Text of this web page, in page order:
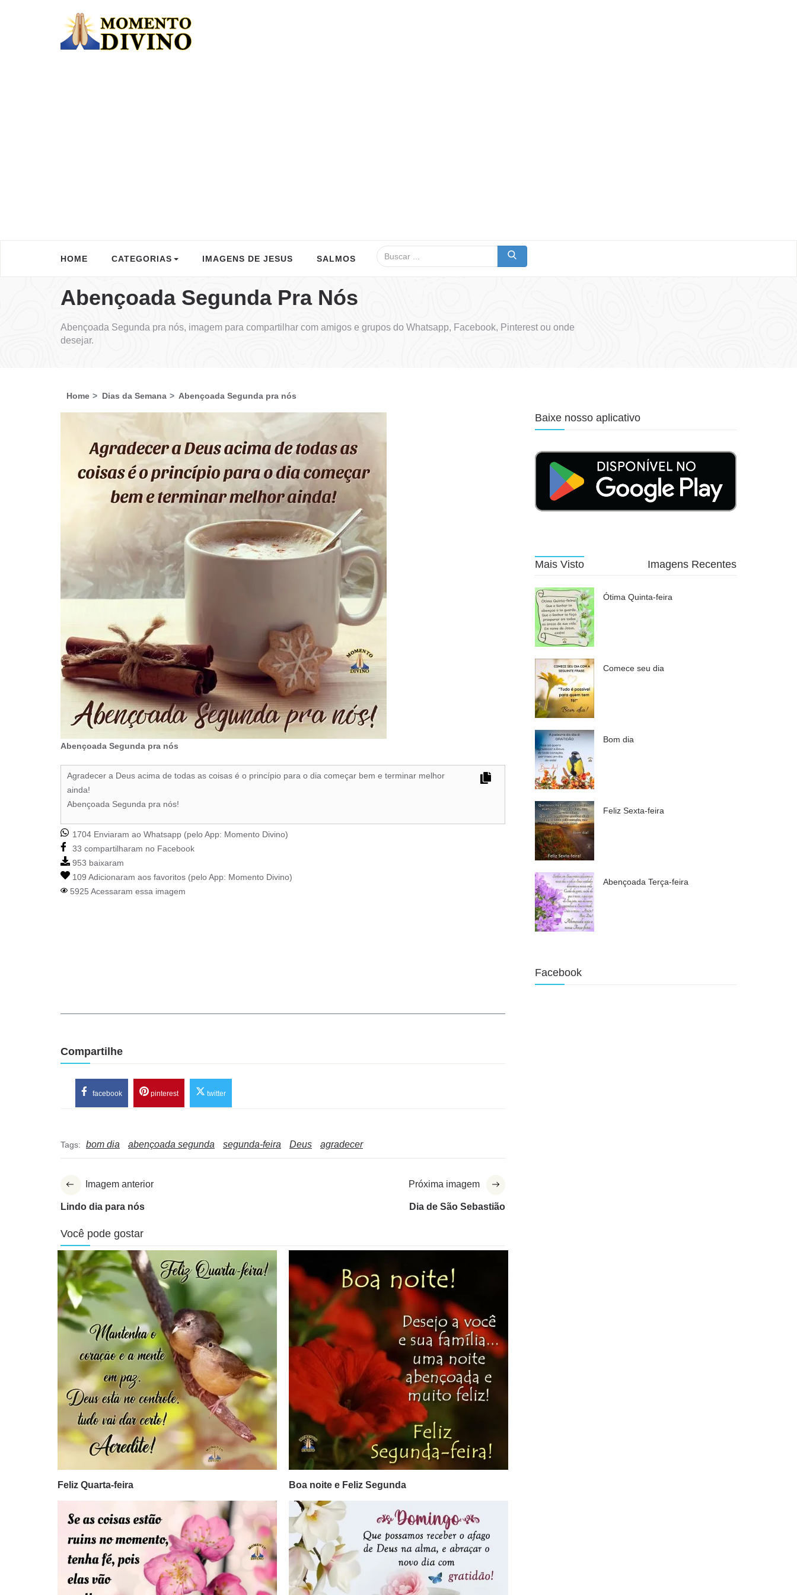
HOME CATEGORIAS IMAGENS DE JESUS SALMOS
Abençoada Segunda Pra Nós
Abençoada Segunda pra nós, imagem para compartilhar com amigos e grupos do Whatsapp, Facebook, Pinterest ou onde
desejar.
Home Dias da Semana Abençoada Segunda pra nós
Abençoada Segunda pra nós
Agradecer a Deus acima de todas as coisas é o princípio para o dia começar bem e terminar melhor
ainda!
Abençoada Segunda pra nós!
1704 Enviaram ao Whatsapp (pelo App: Momento Divino)
33 compartilharam no Facebook
953 baixaram
109 Adicionaram aos favoritos (pelo App: Momento Divino)
5925 Acessaram essa imagem
Compartilhe
facebook pinterest twitter
Tags: bom dia abençoada segunda segunda-feira Deus agradecer
Imagem anterior
Lindo dia para nós
Próxima imagem
Dia de São Sebastião
Você pode gostar
Feliz Quarta-feira Boa noite e Feliz Segunda
Baixe nosso aplicativo
Mais Visto Imagens Recentes
Ótima Quinta-feira
Comece seu dia
Bom dia
Feliz Sexta-feira
Abençoada Terça-feira
Facebook